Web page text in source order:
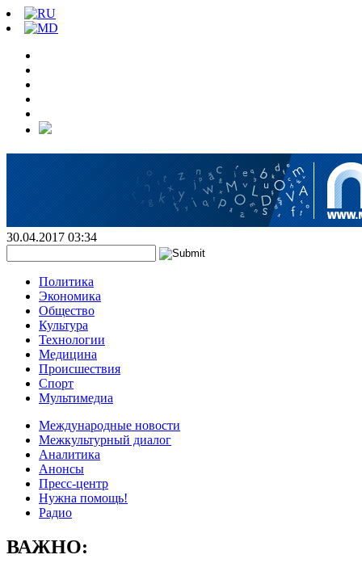
30.04.2017 03:34
Политика
Экономика
Общество
Культура
Технологии
Медицина
Происшествия
Спорт
Мультимедиа
Международные новости
Межкультурный диалог
Аналитика
Анонсы
Пресс-центр
Нужна помощь!
Радио
ВАЖНО: